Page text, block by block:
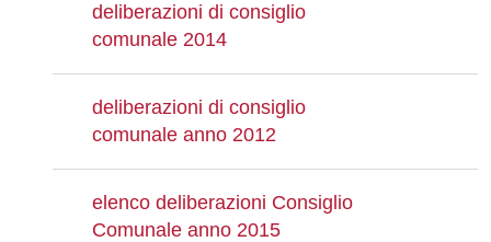
deliberazioni di consiglio
comunale 2014
deliberazioni di consiglio
comunale anno 2012
elenco deliberazioni Consiglio
Comunale anno 2015